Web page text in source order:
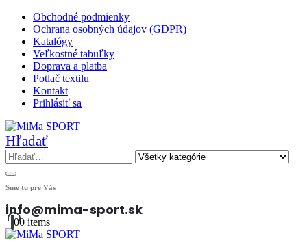
Obchodné podmienky
Ochrana osobných údajov (GDPR)
Katalógy
Veľkostné tabuľky
Doprava a platba
Potlač textilu
Kontakt
Prihlásiť sa
Hľadať
Sme tu pre Vás
info@mima-sport.sk
00 items